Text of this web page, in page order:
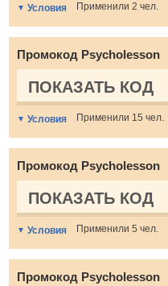
Условия Применили 2 чел.
Промокод Psycholesson
ПОКАЗАТЬ КОД
Условия Применили 15 чел.
Промокод Psycholesson
ПОКАЗАТЬ КОД
Условия Применили 5 чел.
Промокод Psycholesson